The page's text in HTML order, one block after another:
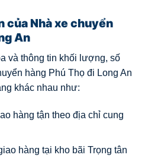
của Nhà xe chuyển
An
và thông tin khối lượng, số
hàng Phú Thọ đi Long An
khác nhau như:
hàng tận theo địa chỉ cung
hàng tại kho bãi Trọng tân